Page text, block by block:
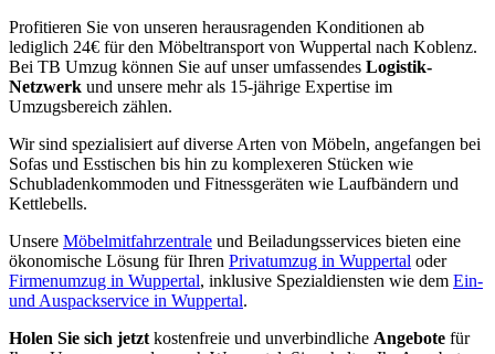
Profitieren Sie von unseren herausragenden Konditionen ab
lediglich 24€ für den Möbeltransport von Wuppertal nach Koblenz.
Bei TB Umzug können Sie auf unser umfassendes Logistik-
Netzwerk und unsere mehr als 15-jährige Expertise im
Umzugsbereich zählen.
Wir sind spezialisiert auf diverse Arten von Möbeln, angefangen bei
Sofas und Esstischen bis hin zu komplexeren Stücken wie
Schubladenkommoden und Fitnessgeräten wie Laufbändern und
Kettlebells.
Unsere Möbelmitfahrzentrale und Beiladungsservices bieten eine
ökonomische Lösung für Ihren Privatumzug in Wuppertal oder
Firmenumzug in Wuppertal, inklusive Spezialdiensten wie dem Ein-
und Auspackservice in Wuppertal.
Holen Sie sich jetzt kostenfreie und unverbindliche Angebote für